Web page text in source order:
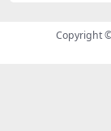
Copyright